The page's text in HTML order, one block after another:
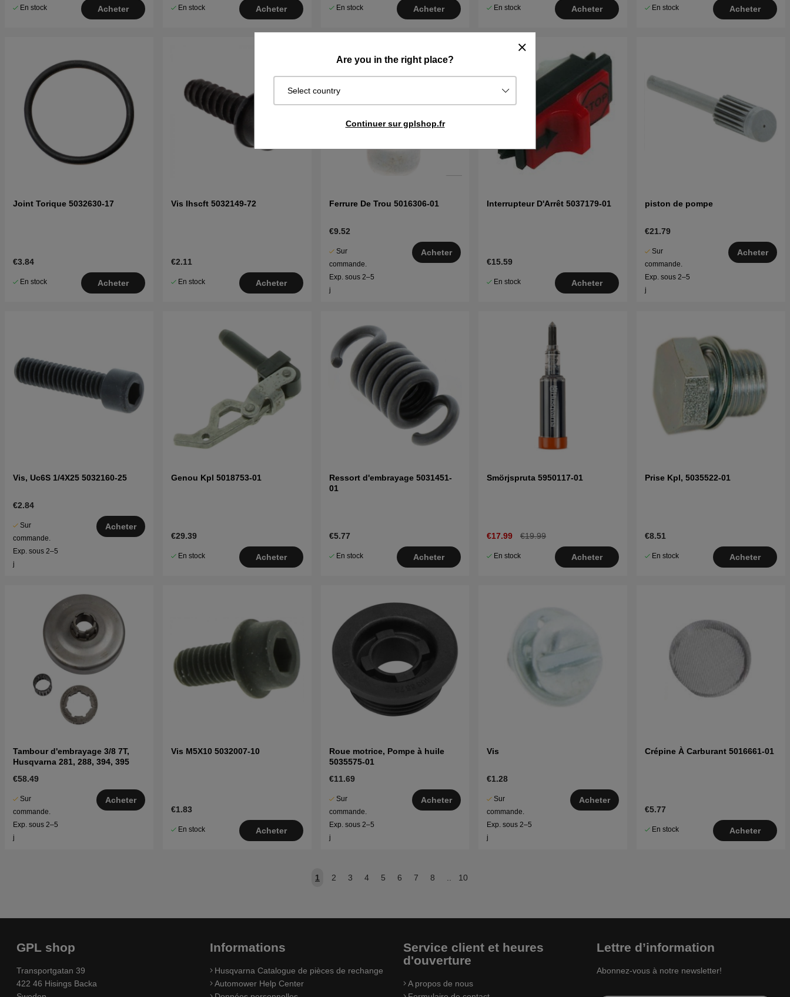
Are you in the right place?
Select country
Continuer sur gplshop.fr
En stock Acheter En stock Acheter En stock Acheter En stock Acheter En stock Acheter
Joint Torique 5032630-17
€3.84
En stock Acheter
Vis Ihscft 5032149-72
€2.11
En stock Acheter
Ferrure De Trou 5016306-01
€9.52
Sur
commande.
Exp. sous 2–5
j
Acheter
Interrupteur D'Arrêt 5037179-01
€15.59
En stock Acheter
piston de pompe
€21.79
Sur
commande.
Exp. sous 2–5
j
Acheter
Vis, Uc6S 1/4X25 5032160-25
€2.84
Sur
commande.
Exp. sous 2–5
j
Acheter
Genou Kpl 5018753-01
€29.39
En stock Acheter
Ressort d'embrayage 5031451-
01
€5.77
En stock Acheter
Smörjspruta 5950117-01
€17.99 €19.99
En stock Acheter
Prise Kpl, 5035522-01
€8.51
En stock Acheter
Tambour d'embrayage 3/8 7T,
Husqvarna 281, 288, 394, 395
€58.49
Sur
commande.
Exp. sous 2–5
j
Acheter
Vis M5X10 5032007-10
€1.83
En stock Acheter
Roue motrice, Pompe à huile
5035575-01
€11.69
Sur
commande.
Exp. sous 2–5
j
Acheter
Vis
€1.28
Sur
commande.
Exp. sous 2–5
j
Acheter
Crépine À Carburant 5016661-01
€5.77
En stock Acheter
1 2 3 4 5 6 7 8 .. 10
GPL shop
Transportgatan 39
422 46 Hisings Backa
Informations
Husqvarna Catalogue de pièces de rechange
Automower Help Center
Service client et heures
d'ouverture
A propos de nous
Lettre d’information
Abonnez-vous à notre newsletter!